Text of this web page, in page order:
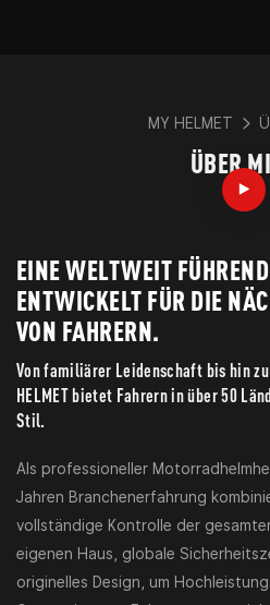
MY HELMET
ÜBER
EINE WELTWEIT
ENTWICKELT FÜR DIE
VON FAHRERN.
Von familiärer Leidenschaft bis hin
HELMET bietet Fahrern in über 50
Stil.
Als professioneller
Jahren Branchenerfahrung
vollständige Kontrolle der
eigenen Haus, globale
originelles Design, um